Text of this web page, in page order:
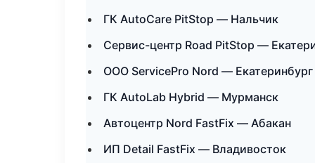
ГК AutoCare PitStop — Нальчик
Сервис-центр Road PitStop —
ООО ServicePro Nord — Екатеринбург
ГК AutoLab Hybrid — Мурманск
Автоцентр Nord FastFix — Абакан
ИП Detail FastFix — Владивосток